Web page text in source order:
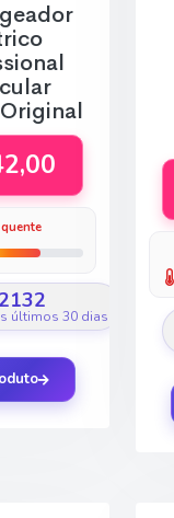
2132
últimos 30 dias